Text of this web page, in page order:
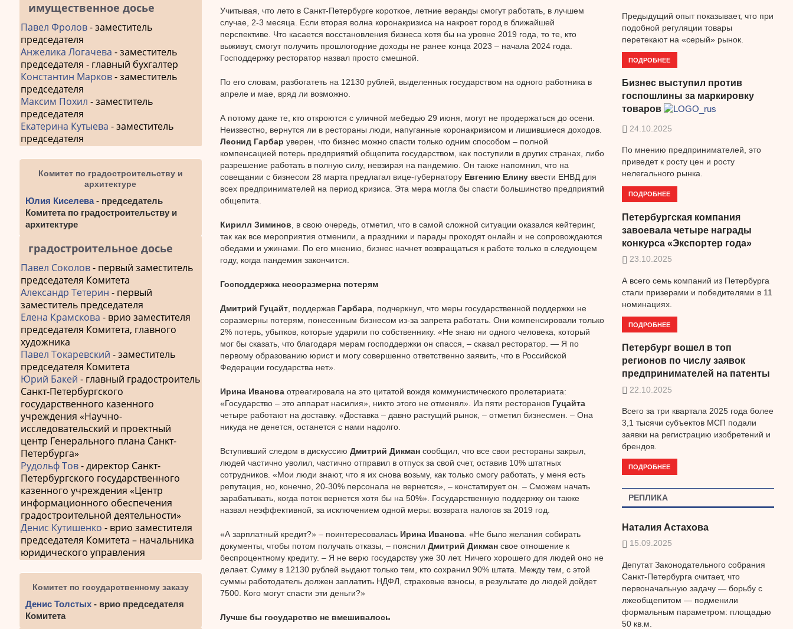
Учитывая, что лето в Санкт-Петербурге короткое, летние веранды смогут работать, в лучшем
случае, 2-3 месяца. Если вторая волна коронакризиса на накроет город в ближайшей
перспективе. Что касается восстановления бизнеса хотя бы на уровне 2019 года, то те, кто
выживут, смогут получить прошлогодние доходы не ранее конца 2023 – начала 2024 года.
Господдержку ресторатор назвал просто смешной.
По его словам, разбогатеть на 12130 рублей, выделенных государством на одного работника в
апреле и мае, вряд ли возможно.
А потому даже те, кто откроются с уличной мебедью 29 июня, могут не продержаться до осени.
Неизвестно, вернутся ли в рестораны люди, напуганные коронакризисом и лишившиеся доходов.
Леонид Гарбар уверен, что бизнес можно спасти только одним способом – полной
компенсацией потерь предприятий общепита государством, как поступили в других странах, либо
разрешение работать в полную силу, невзирая на пандемию. Он также напомнил, что на
совещании с бизнесом 28 марта предлагал вице-губернатору Евгению Елинуввести ЕНВД для
всех предпринимателей на период кризиса. Эта мера могла бы спасти большинство предприятий
общепита.
Кирилл Зиминов , в свою очередь, отметил, что в самой сложной ситуации оказался кейтеринг,
так как все мероприятия отменили, а праздники и парады проходят онлайн и не сопровождаются
обедами и ужинами. По его мнению, бизнес начнет возвращаться к работе только в следующем
году, когда пандемия закончится.
Господдержка несоразмерна потерям
Дмитрий Гуцайт, поддержав Гарбара, подчеркнул, что меры государственной поддержки не
соразмерны потерям, понесенным бизнесом из-за запрета работать. Они компенсировали только
2% потерь, убытков, которые ударили по собственнику. «Не знаю ни одного человека, который
мог бы сказать, что благодаря мерам господдержки он спасся, – сказал ресторатор. — Я по
первому образованию юрист и могу совершенно ответственно заявить, что в Российской
Федерации государства нет».
Ирина Ивановаотреагировала на это цитатой вождя коммунистического пролетариата:
«Государство – это аппарат насилия», никто этого не отменял». Из пяти ресторанов Гуцайта
четыре работают на доставку. «Доставка – давно растущий рынок, – отметил бизнесмен. – Она
никуда не денется, останется с нами надолго.
Вступивший следом в дискуссию Дмитрий Дикмансообщил, что все свои рестораны закрыл,
людей частично уволил, частично отправил в отпуск за свой счет, оставив 10% штатных
сотрудников. «Мои люди знают, что я их снова возьму, как только смогу работать, у меня есть
репутация, но, конечно, 20-30% персонала не вернется», – констатирует он. – Сможем начать
зарабатывать, когда поток вернется хотя бы на 50%». Государственную поддержку он также
назвал неэффективной, за исключением одной меры: возврата налогов за 2019 год.
«А зарплатный кредит?» – поинтересовалась Ирина Иванова. «Не было желания собирать
документы, чтобы потом получать отказы, – пояснил Дмитрий Дикмансвое отношение к
беспроцентному кредиту. – Я не верю государству уже 30 лет. Ничего хорошего для людей оно не
делает. Сумму в 12130 рублей выдают только тем, кто сохранил 90% штата. Между тем, с этой
суммы работодатель должен заплатить НДФЛ, страховые взносы, в результате до людей дойдет
7500. Кого могут спасти эти деньги?»
Лучше бы государство не вмешивалось
имущественное досье
Павел Фролов- заместитель
председателя
Анжелика Логачева - заместитель
председателя - главный бухгалтер
Константин Марков- заместитель
председателя
Максим Похил - заместитель
председателя
Екатерина Кутыева - заместитель
председателя
Комитет по градостроительству и
архитектуре
Юлия Киселева- председатель
Комитета по градостроительству и
архитектуре
градостроительное досье
Павел Соколов- первый заместитель
председателя Комитета
Александр Тетерин - первый
заместитель председателя
Елена Крамскова - врио заместителя
председателя Комитета, главного
художника
Павел Токаревский - заместитель
председателя Комитета
Юрий Бакей - главный градостроитель
Санкт-Петербургского
государственного казенного
учреждения «Научно-
исследовательский и проектный
центр Генерального плана Санкт-
Петербурга»
Рудольф Тов- директор Санкт-
Петербургского государственного
казенного учреждения «Центр
информационного обеспечения
градостроительной деятельности»
Денис Кутишенко - врио заместителя
председателя Комитета – начальника
юридического управления
Комитет по государственному заказу
Денис Толстых - врио председателя
Комитета
Предыдущий опыт показывает, что при
подобной регуляции товары
перетекают на «серый» рынок.
ПОДРОБНЕЕ
Бизнес выступил против
госпошлины за маркировку
товаров
24.10.2025
По мнению предпринимателей, это
приведет к росту цен и росту
нелегального рынка.
ПОДРОБНЕЕ
Петербургская компания
завоевала четыре награды
конкурса «Экспортер года»
23.10.2025
А всего семь компаний из Петербурга
стали призерами и победителями в 11
номинациях.
ПОДРОБНЕЕ
Петербург вошел в топ
регионов по числу заявок
предпринимателей на патенты
22.10.2025
Всего за три квартала 2025 года более
3,1 тысячи субъектов МСП подали
заявки на регистрацию изобретений и
брендов.
ПОДРОБНЕЕ
РЕПЛИКА
Наталия Астахова
15.09.2025
Депутат Законодательного собрания
Санкт-Петербурга считает, что
первоначальную задачу — борьбу с
лжеобщепитом — подменили
формальным параметром: площадью
50 кв.м.